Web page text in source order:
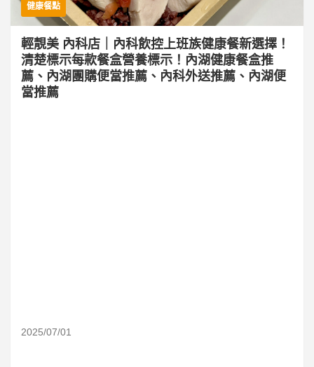
健康餐點
輕靚美 內科店｜內科飲控上班族健康餐新選擇！
清楚標示每款餐盒營養標示！內湖健康餐盒推
薦、內湖團購便當推薦、內科外送推薦、內湖便
當推薦
2025/07/01